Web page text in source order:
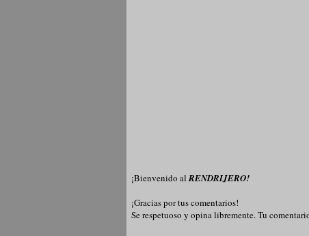
¡Bienvenido alRENDRIJERO!
¡Gracias por tus comentarios!
Se respetuoso y opina libremente. Tu